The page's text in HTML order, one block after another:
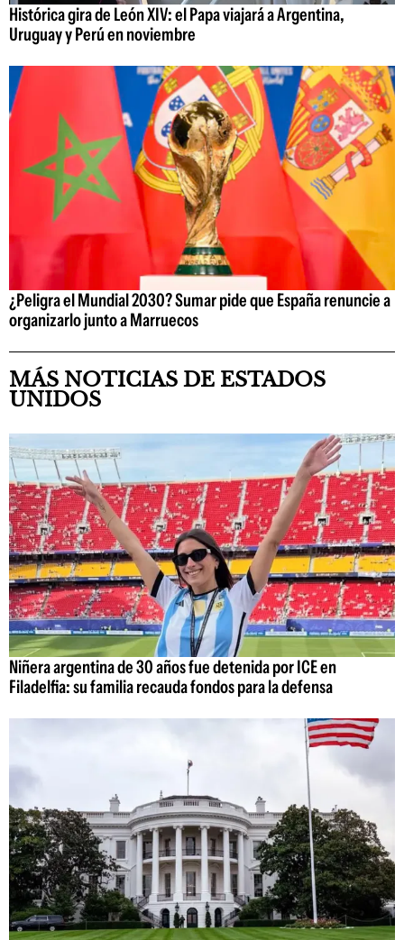
Histórica gira de León XIV: el Papa viajará a Argentina,
Uruguay y Perú en noviembre
¿Peligra el Mundial 2030? Sumar pide que España renuncie a
organizarlo junto a Marruecos
MÁS NOTICIAS DE ESTADOS
UNIDOS
Niñera argentina de 30 años fue detenida por ICE en
Filadelfia: su familia recauda fondos para la defensa